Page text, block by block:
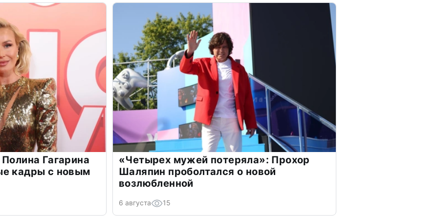
Гагарина
кадры с новым
«Четырех мужей потеряла»: Прохор
Шаляпин проболтался о новой
возлюбленной
6 августа 15